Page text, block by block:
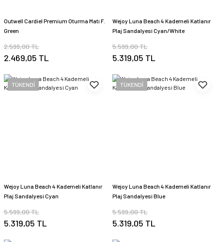
Outwell Cardiel Premium Oturma Matı F.
Green
2.599,00 TL
2.469,05 TL
Wejoy Luna Beach 4 Kademeli Katlanır
Plaj Sandalyesi Cyan/White
5.599,00 TL
5.319,05 TL
TÜKENDİ
Wejoy Luna Beach 4 Kademeli Katlanır
Plaj Sandalyesi Cyan
5.599,00 TL
5.319,05 TL
TÜKENDİ
Wejoy Luna Beach 4 Kademeli Katlanır
Plaj Sandalyesi Blue
5.599,00 TL
5.319,05 TL